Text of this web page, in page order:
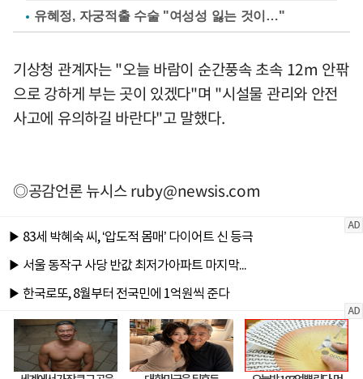
유혜정, 자궁적출 수술 "여성성 잃는 것이…"
기상청 관계자는 "오늘 바람이 순간풍속 초속 12m 안팎
으로 강하게 부는 곳이 있겠다"며 "시설물 관리와 안전
사고에 유의하길 바란다"고 말했다.
◎공감언론 뉴시스ruby@newsis.com